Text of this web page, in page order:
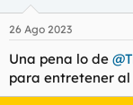
e
:
26 Ago 2023
Una pena lo de
para entretener al